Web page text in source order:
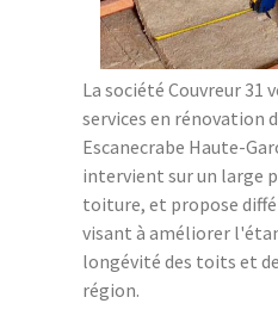
La société Couvreur 31
services en rénovation
Escanecrabe Haute-
intervient sur un large
toiture, et propose
visant à améliorer
longévité des toits et
région.